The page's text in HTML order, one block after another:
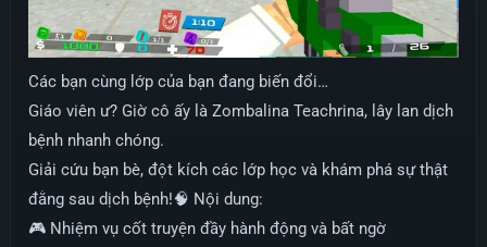
Các bạn cùng lớp của bạn đang biến đổi…
Giáo viên ư? Giờ cô ấy là Zombalina Teachrina, lây lan dịch
bệnh nhanh chóng.
Giải cứu bạn bè, đột kích các lớp học và khám phá sự thật
đằng sau dịch bệnh!🧠 Nội dung:
🎮 Nhiệm vụ cốt truyện đầy hành động và bất ngờ